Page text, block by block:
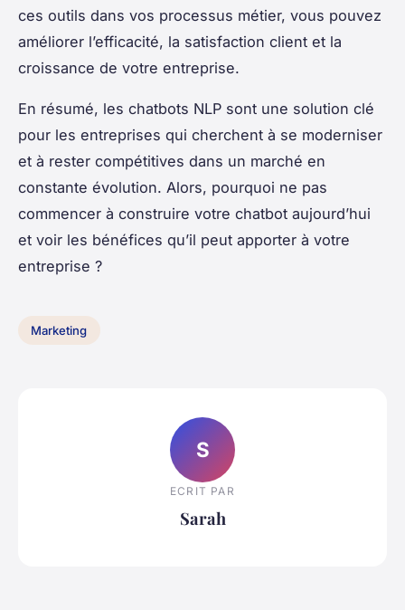
ces outils dans vos processus métier, vous pouvez
améliorer l’efficacité, la satisfaction client et la
croissance de votre entreprise.
En résumé, les chatbots NLP sont une solution clé
pour les entreprises qui cherchent à se moderniser
et à rester compétitives dans un marché en
constante évolution. Alors, pourquoi ne pas
commencer à construire votre chatbot aujourd’hui
et voir les bénéfices qu’il peut apporter à votre
entreprise ?
Marketing
S
ECRIT PAR
Sarah